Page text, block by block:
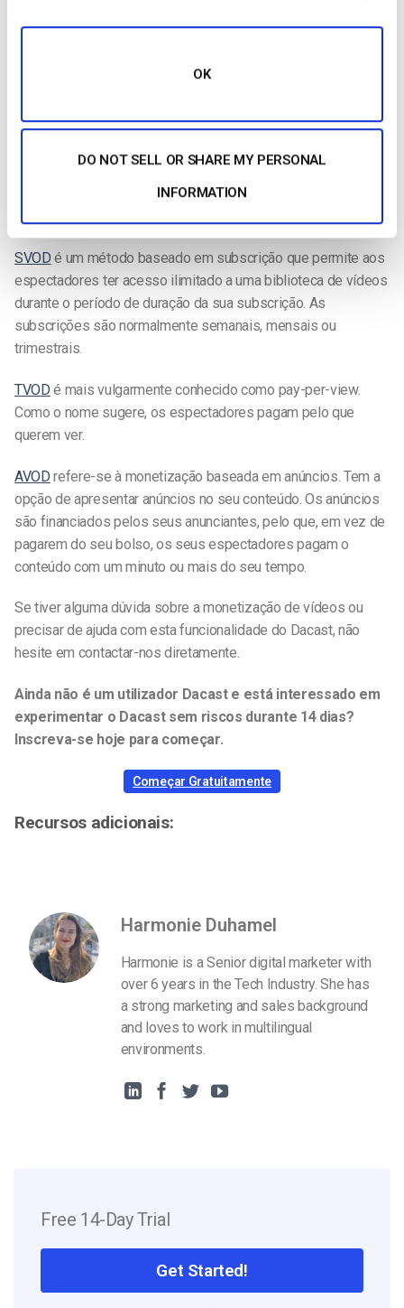
OK
DO NOT SELL OR SHARE MY PERSONAL
INFORMATION
width=698&height=512“></script>
Tipos de monetização disponíveis com o Dacast
Existem três métodos demonetização oferecidos pela
Dacast
SVOD é um método baseado em subscrição que permite aos
espectadores ter acesso ilimitado a uma biblioteca de vídeos
durante o período de duração da sua subscrição. As
subscrições são normalmente semanais, mensais ou
trimestrais.
TVOD é mais vulgarmente conhecido como pay-per-view.
Como o nome sugere, os espectadores pagam pelo que
querem ver.
AVOD refere-se à monetização baseada em anúncios. Tem a
opção de apresentar anúncios no seu conteúdo. Os anúncios
são financiados pelos seus anunciantes, pelo que, em vez de
pagarem do seu bolso, os seus espectadores pagam o
conteúdo com um minuto ou mais do seu tempo.
Se tiver alguma dúvida sobre a monetização de vídeos ou
precisar de ajuda com esta funcionalidade do Dacast, não
hesite em contactar-nos diretamente.
Ainda não é um utilizador Dacast e está interessado em
experimentar o Dacast sem riscos durante 14 dias?
Inscreva-se hoje para começar.
Começar Gratuitamente
Recursos adicionais:
Harmonie Duhamel
Harmonie is a Senior digital marketer with
over 6 years in the Tech Industry. She has
a strong marketing and sales background
and loves to work in multilingual
environments.
Free 14-Day Trial
Get Started!